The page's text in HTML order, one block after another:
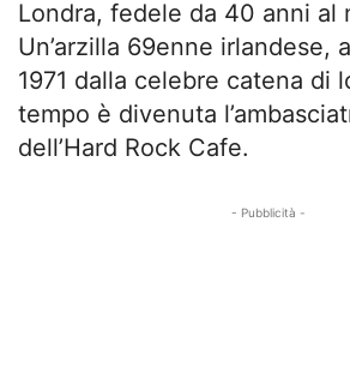
Londra, fedele da 40 anni al
Un’arzilla 69enne irlandese,
1971 dalla celebre catena di
tempo è divenuta
dell’Hard Rock Cafe.
- Pubblicità -